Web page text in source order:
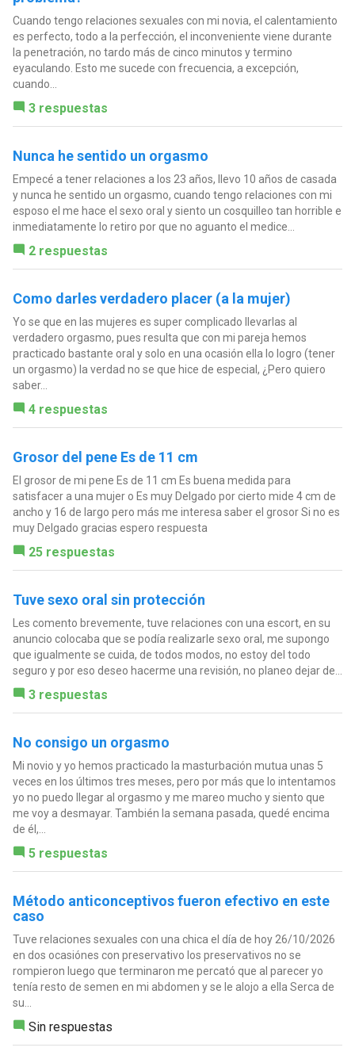
Cuando tengo relaciones sexuales con mi novia, el calentamiento
es perfecto, todo a la perfección, el inconveniente viene durante
la penetración, no tardo más de cinco minutos y termino
eyaculando. Esto me sucede con frecuencia, a excepción,
cuando...
3 respuestas
Nunca he sentido un orgasmo
Empecé a tener relaciones a los 23 años, llevo 10 años de casada
y nunca he sentido un orgasmo, cuando tengo relaciones con mi
esposo el me hace el sexo oral y siento un cosquilleo tan horrible e
inmediatamente lo retiro por que no aguanto el medice...
2 respuestas
Como darles verdadero placer (a la mujer)
Yo se que en las mujeres es super complicado llevarlas al
verdadero orgasmo, pues resulta que con mi pareja hemos
practicado bastante oral y solo en una ocasión ella lo logro (tener
un orgasmo) la verdad no se que hice de especial, ¿Pero quiero
saber...
4 respuestas
Grosor del pene Es de 11 cm
El grosor de mi pene Es de 11 cm Es buena medida para
satisfacer a una mujer o Es muy Delgado por cierto mide 4 cm de
ancho y 16 de largo pero más me interesa saber el grosor Si no es
muy Delgado gracias espero respuesta
25 respuestas
Tuve sexo oral sin protección
Les comento brevemente, tuve relaciones con una escort, en su
anuncio colocaba que se podía realizarle sexo oral, me supongo
que igualmente se cuida, de todos modos, no estoy del todo
seguro y por eso deseo hacerme una revisión, no planeo dejar de...
3 respuestas
No consigo un orgasmo
Mi novio y yo hemos practicado la masturbación mutua unas 5
veces en los últimos tres meses, pero por más que lo intentamos
yo no puedo llegar al orgasmo y me mareo mucho y siento que
me voy a desmayar. También la semana pasada, quedé encima
de él,...
5 respuestas
Método anticonceptivos fueron efectivo en este
caso
Tuve relaciones sexuales con una chica el día de hoy 26/10/2026
en dos ocasiónes con preservativo los preservativos no se
rompieron luego que terminaron me percató que al parecer yo
tenía resto de semen en mi abdomen y se le alojo a ella Serca de
su...
Sin respuestas